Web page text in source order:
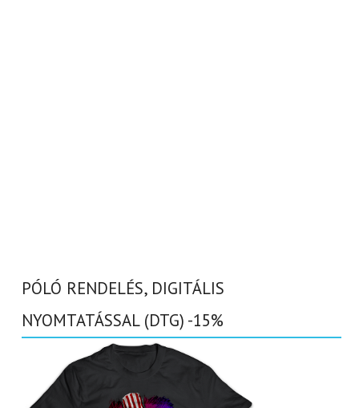
PÓLÓ RENDELÉS, DIGITÁLIS
NYOMTATÁSSAL (DTG) -15%